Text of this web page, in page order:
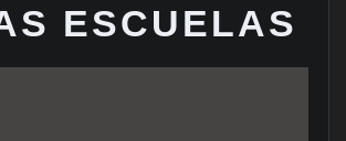
ESCUELAS